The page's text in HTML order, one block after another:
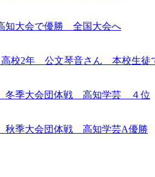
知大会で優勝 全国大会へ
校2年 公文琴音さん 本校生徒
冬季大会団体戦 高知学芸 ４位
秋季大会団体戦 高知学芸A優勝